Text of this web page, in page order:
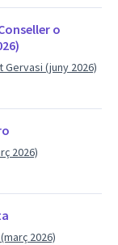
o
Gervasi (juny 2026)
2026)
2026)